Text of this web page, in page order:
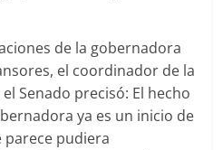
de la gobernadora
el coordinador de la
Senado precisó: El hecho
ya es un inicio de
parece pudiera